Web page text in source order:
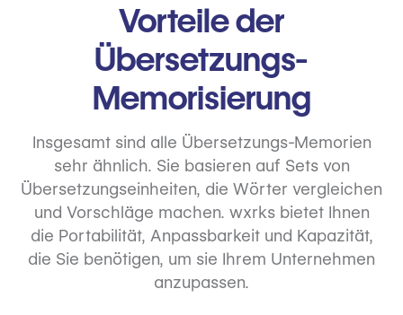
Vorteile der
Übersetzungs-
Memorisierung
Insgesamt sind alle Übersetzungs-Memorien
sehr ähnlich. Sie basieren auf Sets von
Übersetzungseinheiten, die Wörter vergleichen
und Vorschläge machen. wxrks bietet Ihnen
die Portabilität, Anpassbarkeit und Kapazität,
die Sie benötigen, um sie Ihrem Unternehmen
anzupassen.